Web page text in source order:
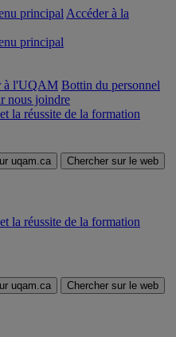
principal Accéder à la
principal
à l'UQAM Bottin du personnel
nous joindre
la réussite de la formation
uqam.ca Chercher sur le web
la réussite de la formation
uqam.ca Chercher sur le web